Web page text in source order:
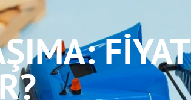
FIYAT